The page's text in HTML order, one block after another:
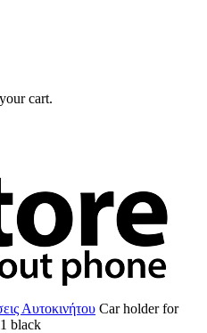
cart.
Αυτοκινήτου Car holder for
black